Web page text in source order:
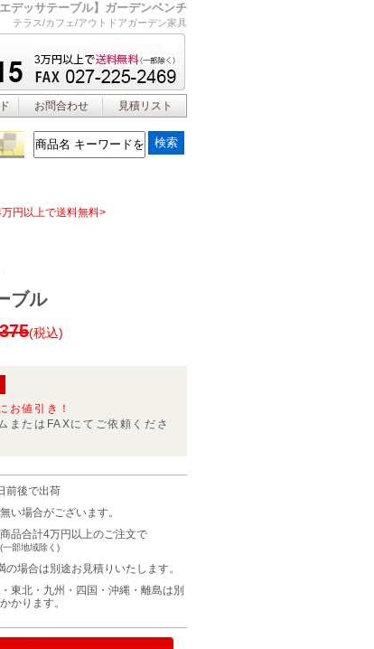
エデッサテーブル】ガーデンベンチ
テラス/カフェ/アウトドアガーデン家具
お問合わせ 見積リスト
円以上で送料無料>
ブル
(税込)
お値引き！
またはFAXにてご依頼くださ
前後で出荷
い場合がございます。
品合計4万円以上のご注文で
(一部地域除く)
の場合は別途お見積りいたします。
東北・九州・四国・沖縄・離島は別
かります。